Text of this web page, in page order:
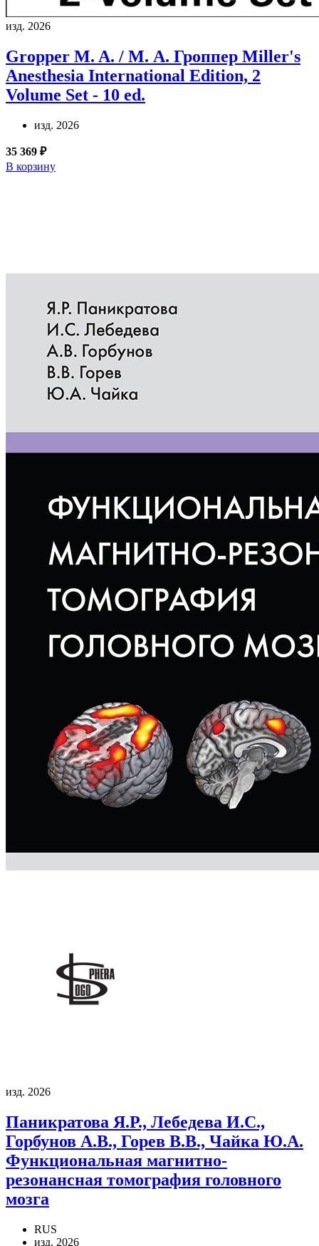
изд. 2026
Gropper M. A. / М. А. Гроппер Miller's
Anesthesia International Edition, 2
Volume Set - 10 ed.
изд. 2026
35 369 ₽
В корзину
изд. 2026
Паникратова Я.Р., Лебедева И.С.,
Горбунов А.В., Горев В.В., Чайка Ю.А.
Функциональная магнитно-
резонансная томография головного
мозга
RUS
изд. 2026